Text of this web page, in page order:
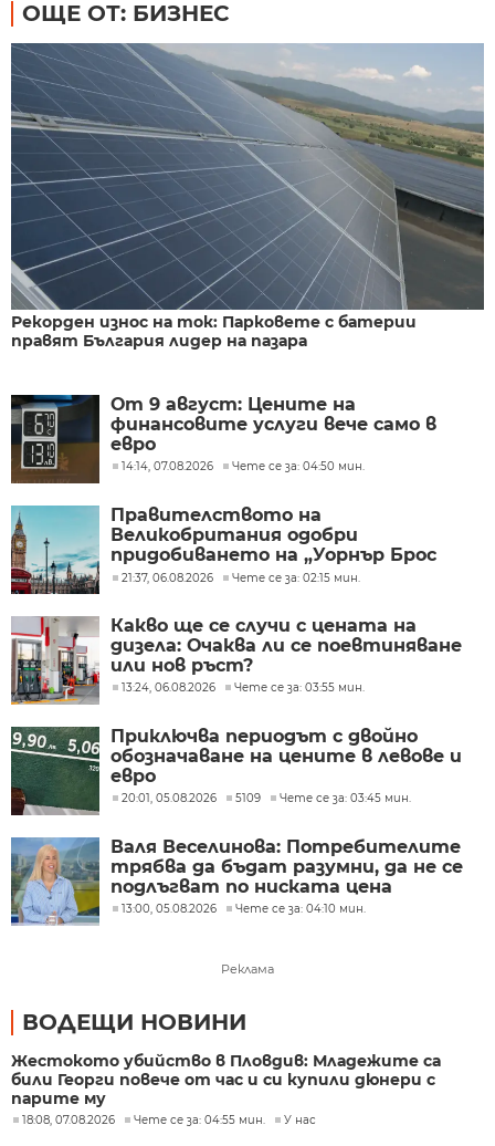
ОЩЕ ОТ: БИЗНЕС
Рекорден износ на ток: Парковете с батерии
правят България лидер на пазара
От 9 август: Цените на
финансовите услуги вече само в
евро
14:14, 07.08.2026 Чете се за: 04:50 мин.
Правителството на
Великобритания одобри
придобиването на „Уорнър Брос
Дискавъри“ от „Парамаунт“ за 110
21:37, 06.08.2026 Чете се за: 02:15 мин.
Какво ще се случи с цената на
дизела: Очаква ли се поевтиняване
или нов ръст?
13:24, 06.08.2026 Чете се за: 03:55 мин.
Приключва периодът с двойно
обозначаване на цените в левове и
евро
20:01, 05.08.2026 5109 Чете се за: 03:45 мин.
Валя Веселинова: Потребителите
трябва да бъдат разумни, да не се
подлъгват по ниската цена
13:00, 05.08.2026 Чете се за: 04:10 мин.
Реклама
ВОДЕЩИ НОВИНИ
Жестокото убийство в Пловдив: Младежите са
били Георги повече от час и си купили дюнери с
парите му
18:08, 07.08.2026 Чете се за: 04:55 мин. У нас